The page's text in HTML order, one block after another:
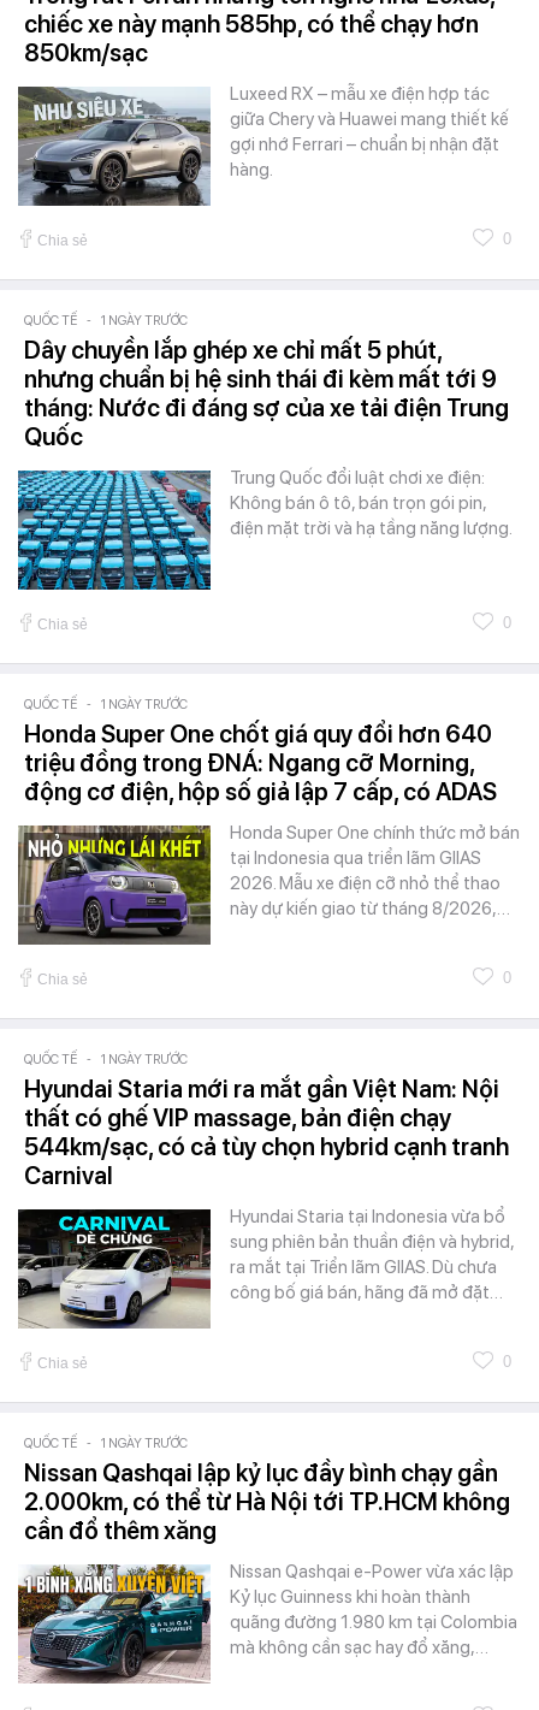
chiếc xe này mạnh 585hp, có thể chạy hơn
850km/sạc
Luxeed RX – mẫu xe điện hợp tác
giữa Chery và Huawei mang thiết kế
gợi nhớ Ferrari – chuẩn bị nhận đặt
hàng.
Chia sẻ 0
QUỐC TẾ - 1 NGÀY TRƯỚC
Dây chuyền lắp ghép xe chỉ mất 5 phút,
nhưng chuẩn bị hệ sinh thái đi kèm mất tới 9
tháng: Nước đi đáng sợ của xe tải điện Trung
Quốc
Trung Quốc đổi luật chơi xe điện:
Không bán ô tô, bán trọn gói pin,
điện mặt trời và hạ tầng năng lượng.
Chia sẻ 0
QUỐC TẾ - 1 NGÀY TRƯỚC
Honda Super One chốt giá quy đổi hơn 640
triệu đồng trong ĐNÁ: Ngang cỡ Morning,
động cơ điện, hộp số giả lập 7 cấp, có ADAS
Honda Super One chính thức mở bán
tại Indonesia qua triển lãm GIIAS
2026. Mẫu xe điện cỡ nhỏ thể thao
này dự kiến giao từ tháng 8/2026,…
Chia sẻ 0
QUỐC TẾ - 1 NGÀY TRƯỚC
Hyundai Staria mới ra mắt gần Việt Nam: Nội
thất có ghế VIP massage, bản điện chạy
544km/sạc, có cả tùy chọn hybrid cạnh tranh
Carnival
Hyundai Staria tại Indonesia vừa bổ
sung phiên bản thuần điện và hybrid,
ra mắt tại Triển lãm GIIAS. Dù chưa
công bố giá bán, hãng đã mở đặt…
Chia sẻ 0
QUỐC TẾ - 1 NGÀY TRƯỚC
Nissan Qashqai lập kỷ lục đầy bình chạy gần
2.000km, có thể từ Hà Nội tới TP.HCM không
cần đổ thêm xăng
Nissan Qashqai e-Power vừa xác lập
Kỷ lục Guinness khi hoàn thành
quãng đường 1.980 km tại Colombia
mà không cần sạc hay đổ xăng,…